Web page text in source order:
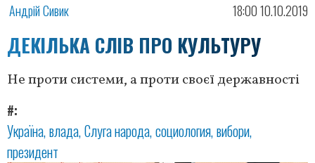
Андрій Сивик 18:00 10.10.2019
ДЕКІЛЬКА СЛІВ ПРО КУЛЬТУРУ
Не проти системи, а проти своєї державності
#
Україна влада Слуга народа социология вибори
президент